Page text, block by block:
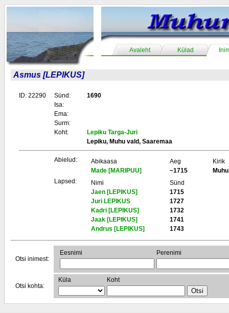
Avaleht Külad
Asmus [LEPIKUS]
ID: 22290 Sünd:
1690
Isa:
Ema:
Surm:
Koht:
Lepiku Targa-Juri
Lepiku, Muhu vald, Saaremaa
Abielud: Abikaasa Aeg
Kirik
Made [MARIPUU]
~1715
Muhu
Lapsed:
Nimi
Sünd
Jaen [LEPIKUS]
1715
Juri LEPIKUS
1727
Kadri [LEPIKUS]
1732
Jaak [LEPIKUS]
1741
Andrus [LEPIKUS]
1743
Otsi inimest:
Eesnimi Perenimi
Otsi kohta:
Küla Koht